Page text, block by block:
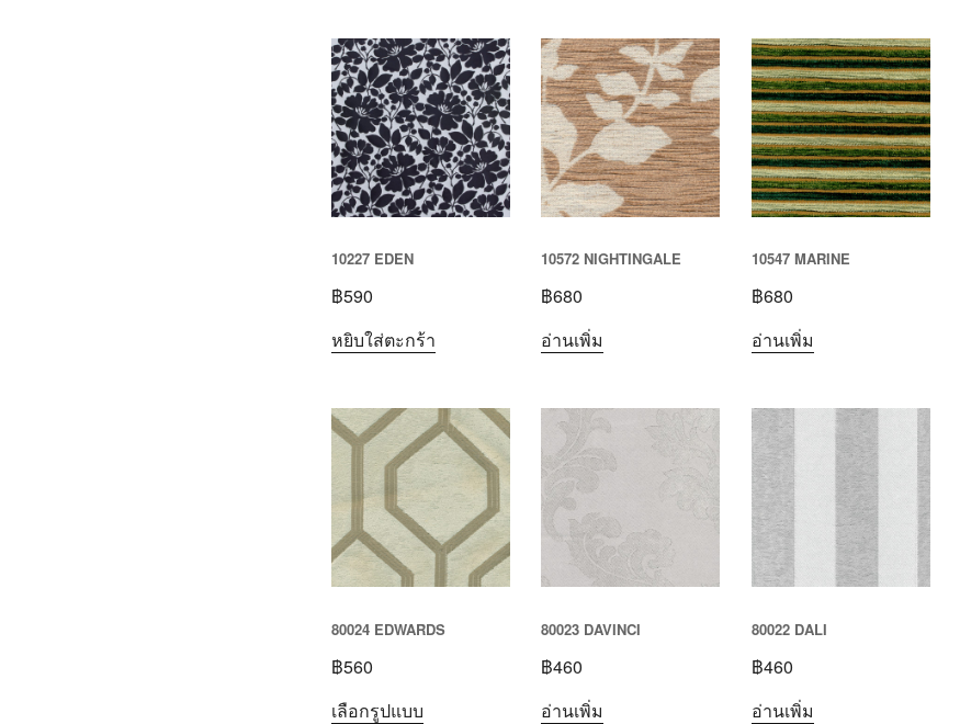
10227 EDEN
฿590
หยิบใส่ตะกร้า
10572 NIGHTINGALE
฿680
อ่านเพิ่ม
10547 MARINE
฿680
อ่านเพิ่ม
80024 EDWARDS
฿560
เลือกรูปแบบ
80023 DAVINCI
฿460
อ่านเพิ่ม
80022 DALI
฿460
อ่านเพิ่ม